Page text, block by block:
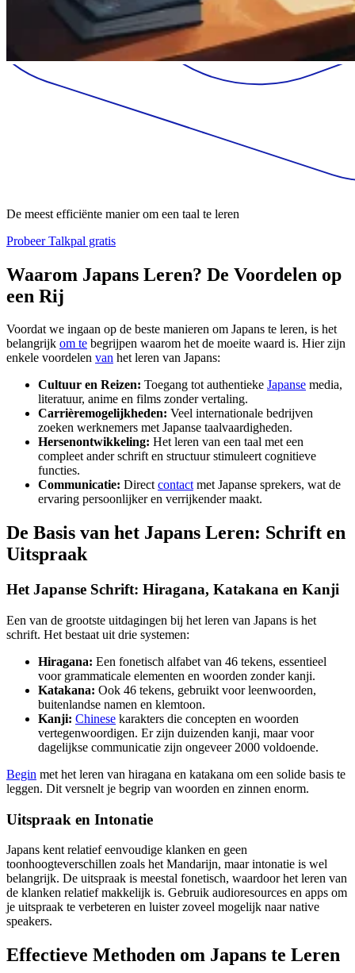
De meest efficiënte manier om een taal te leren
Probeer Talkpal gratis
Waarom Japans Leren? De Voordelen op
een Rij
Voordat we ingaan op de beste manieren om Japans te leren, is het
belangrijk om te begrijpen waarom het de moeite waard is. Hier zijn
enkele voordelen van het leren van Japans:
Cultuur en Reizen: Toegang tot authentieke Japanse media,
literatuur, anime en films zonder vertaling.
Carrièremogelijkheden: Veel internationale bedrijven
zoeken werknemers met Japanse taalvaardigheden.
Hersenontwikkeling: Het leren van een taal met een
compleet ander schrift en structuur stimuleert cognitieve
functies.
Communicatie: Directcontactmet Japanse sprekers, wat de
ervaring persoonlijker en verrijkender maakt.
De Basis van het Japans Leren: Schrift en
Uitspraak
Het Japanse Schrift: Hiragana, Katakana en Kanji
Een van de grootste uitdagingen bij het leren van Japans is het
schrift. Het bestaat uit drie systemen:
Hiragana: Een fonetisch alfabet van 46 tekens, essentieel
voor grammaticale elementen en woorden zonder kanji.
Katakana: Ook 46 tekens, gebruikt voor leenwoorden,
buitenlandse namen en klemtoon.
Kanji: Chinese karakters die concepten en woorden
vertegenwoordigen. Er zijn duizenden kanji, maar voor
dagelijkse communicatie zijn ongeveer 2000 voldoende.
Begin met het leren van hiragana en katakana om een solide basis te
leggen. Dit versnelt je begrip van woorden en zinnen enorm.
Uitspraak en Intonatie
Japans kent relatief eenvoudige klanken en geen
toonhoogteverschillen zoals het Mandarijn, maar intonatie is wel
belangrijk. De uitspraak is meestal fonetisch, waardoor het leren van
de klanken relatief makkelijk is. Gebruik audioresources en apps om
je uitspraak te verbeteren en luister zoveel mogelijk naar native
speakers.
Effectieve Methoden om Japans te Leren